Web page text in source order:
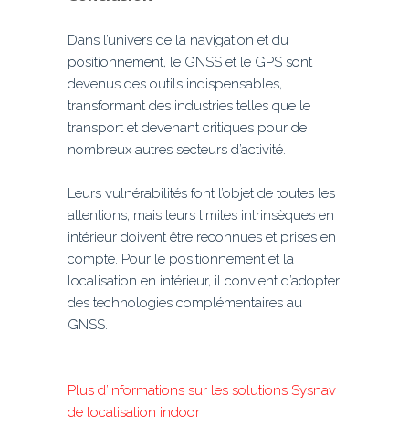
Dans l’univers de la navigation et du
positionnement, le GNSS et le GPS sont
devenus des outils indispensables,
transformant des industries telles que le
transport et devenant critiques pour de
nombreux autres secteurs d’activité.
Leurs vulnérabilités font l’objet de toutes les
attentions, mais leurs limites intrinsèques en
intérieur doivent être reconnues et prises en
compte. Pour le positionnement et la
localisation en intérieur, il convient d’adopter
des technologies complémentaires au
GNSS.
Plus d’informations sur les solutions Sysnav
de localisation indoor